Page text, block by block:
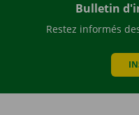
Bulletin
Restez informés